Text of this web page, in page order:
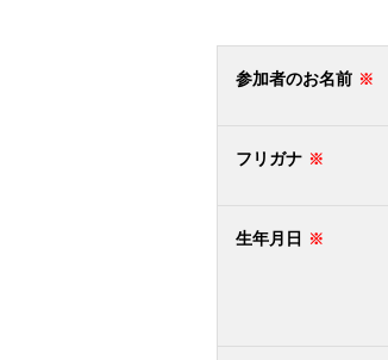
参加者のお名前
フリガナ
生年月日